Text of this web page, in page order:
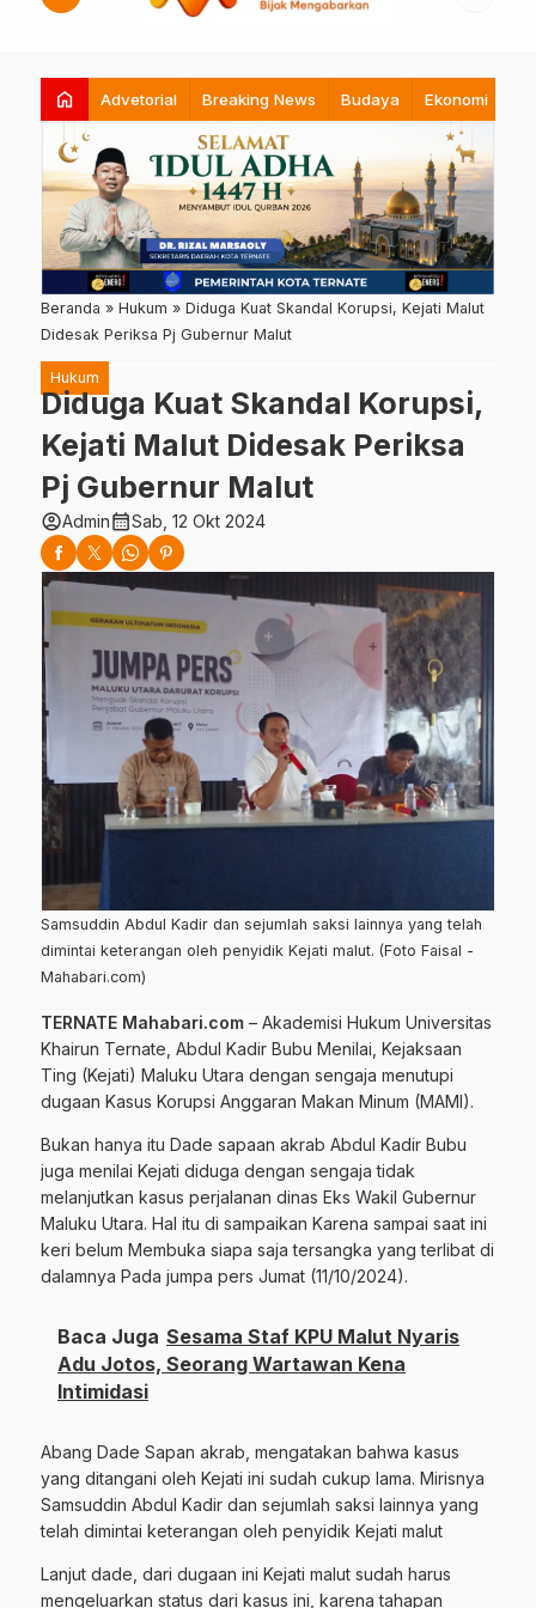
home Advetorial Breaking News Budaya Ekonomi
Beranda » Hukum » Diduga Kuat Skandal Korupsi, Kejati Malut
Didesak Periksa Pj Gubernur Malut
Hukum
Diduga Kuat Skandal Korupsi,
Kejati Malut Didesak Periksa
Pj Gubernur Malut
account_circleAdmincalendar_monthSab, 12 Okt 2024
Samsuddin Abdul Kadir dan sejumlah saksi lainnya yang telah
dimintai keterangan oleh penyidik Kejati malut. (Foto Faisal -
Mahabari.com)
TERNATE Mahabari.com – Akademisi Hukum Universitas
Khairun Ternate, Abdul Kadir Bubu Menilai, Kejaksaan
Ting (Kejati) Maluku Utara dengan sengaja menutupi
dugaan Kasus Korupsi Anggaran Makan Minum (MAMI).
Bukan hanya itu Dade sapaan akrab Abdul Kadir Bubu
juga menilai Kejati diduga dengan sengaja tidak
melanjutkan kasus perjalanan dinas Eks Wakil Gubernur
Maluku Utara. Hal itu di sampaikan Karena sampai saat ini
keri belum Membuka siapa saja tersangka yang terlibat di
dalamnya Pada jumpa pers Jumat (11/10/2024).
Baca Juga Sesama Staf KPU Malut Nyaris
Adu Jotos, Seorang Wartawan Kena
Intimidasi
Abang Dade Sapan akrab, mengatakan bahwa kasus
yang ditangani oleh Kejati ini sudah cukup lama. Mirisnya
Samsuddin Abdul Kadir dan sejumlah saksi lainnya yang
telah dimintai keterangan oleh penyidik Kejati malut
Lanjut dade, dari dugaan ini Kejati malut sudah harus
mengeluarkan status dari kasus ini, karena tahapan